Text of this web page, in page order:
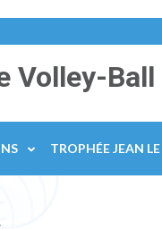
Volley-Ball
TROPHÉE JEAN